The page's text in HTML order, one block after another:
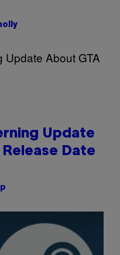
Update
Date